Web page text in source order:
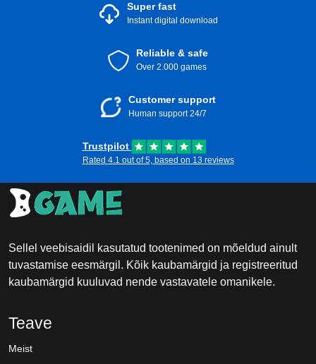
Super fast
Instant digital download
Reliable & safe
Over 2.000 games
Customer support
Human support 24/7
Trustpilot
Rated 4.1 out of 5, based on 13 reviews
Sellel veebisaidil kasutatud tootenimed on mõeldud ainult
tuvastamise eesmärgil. Kõik kaubamärgid ja registreeritud
kaubamärgid kuuluvad nende vastavatele omanikele.
Teave
Meist